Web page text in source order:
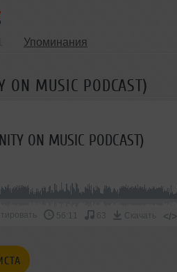
Упоминания
MUSIC PODCAST)
ON MUSIC PODCAST)
56:11 63 Скачать </>